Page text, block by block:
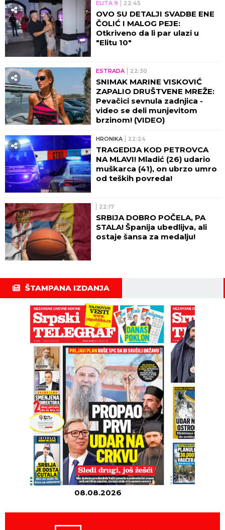
ELITA 9 22:45
OVO SU DETALJI SVADBE ENE
ČOLIĆ I MALOG PEJE:
Otkriveno da li par ulazi u
"Elitu 10"
ESTRADA 22:30
SNIMAK MARINE VISKOVIĆ
ZAPALIO DRUŠTVENE MREŽE:
Pevačici sevnula zadnjica -
video se deli munjevitom
brzinom! (VIDEO)
HRONIKA 22:24
TRAGEDIJA KOD PETROVCA
NA MLAVI! Mladić (26) udario
muškarca (41), on ubrzo umro
od teških povreda!
22:17
SRBIJA DOBRO POČELA, PA
STALA! Španija ubedlijva, ali
ostaje šansa za medalju!
ŠTAMPANA IZDANJA
08.08.2026